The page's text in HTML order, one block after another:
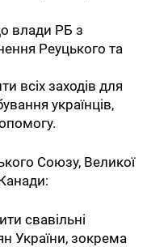
влади РБ з
Реуцького та
всіх заходів для
українців,
Союзу, Великої
свавільні
України, зокрема